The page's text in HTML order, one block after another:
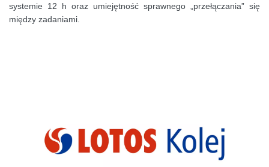
systemie 12 h oraz umiejętność sprawnego „przełączania” się
między zadaniami.